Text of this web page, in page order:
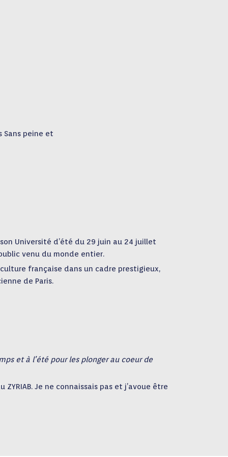
Sans peine et
Université d’été du 29 juin au 24 juillet
venu du monde entier.
française dans un cadre prestigieux,
de Paris.
et à l’été pour les plonger au coeur de
Je ne connaissais pas et j’avoue être